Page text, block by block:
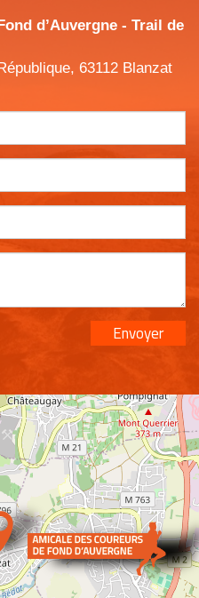
d’Auvergne - Trail de
63112 Blanzat
Envoyer